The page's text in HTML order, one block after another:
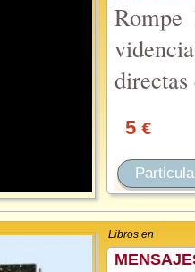
directas
5 €
Libros en